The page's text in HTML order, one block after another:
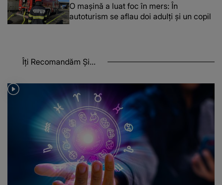
O maşină a luat foc în mers: În
autoturism se aflau doi adulți și un copil
Îți Recomandăm Și...